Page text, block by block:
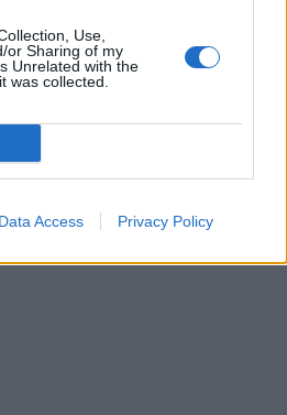
Use,
or Sharing of my
Unrelated with the
was collected.
Data Access Privacy Policy